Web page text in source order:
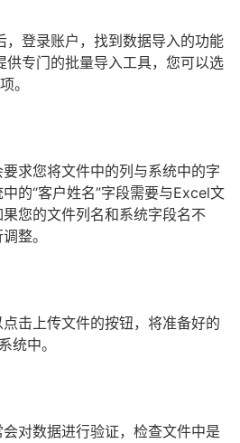
，登录账户，找到数据导入的功能
供专门的批量导入工具，您可以选
。
求您将文件中的列与系统中的字
的“客户姓名”字段需要与Excel文
您的文件列名和系统字段名不
整。
击上传文件的按钮，将准备好的
统中。
对数据进行验证，检查文件中是